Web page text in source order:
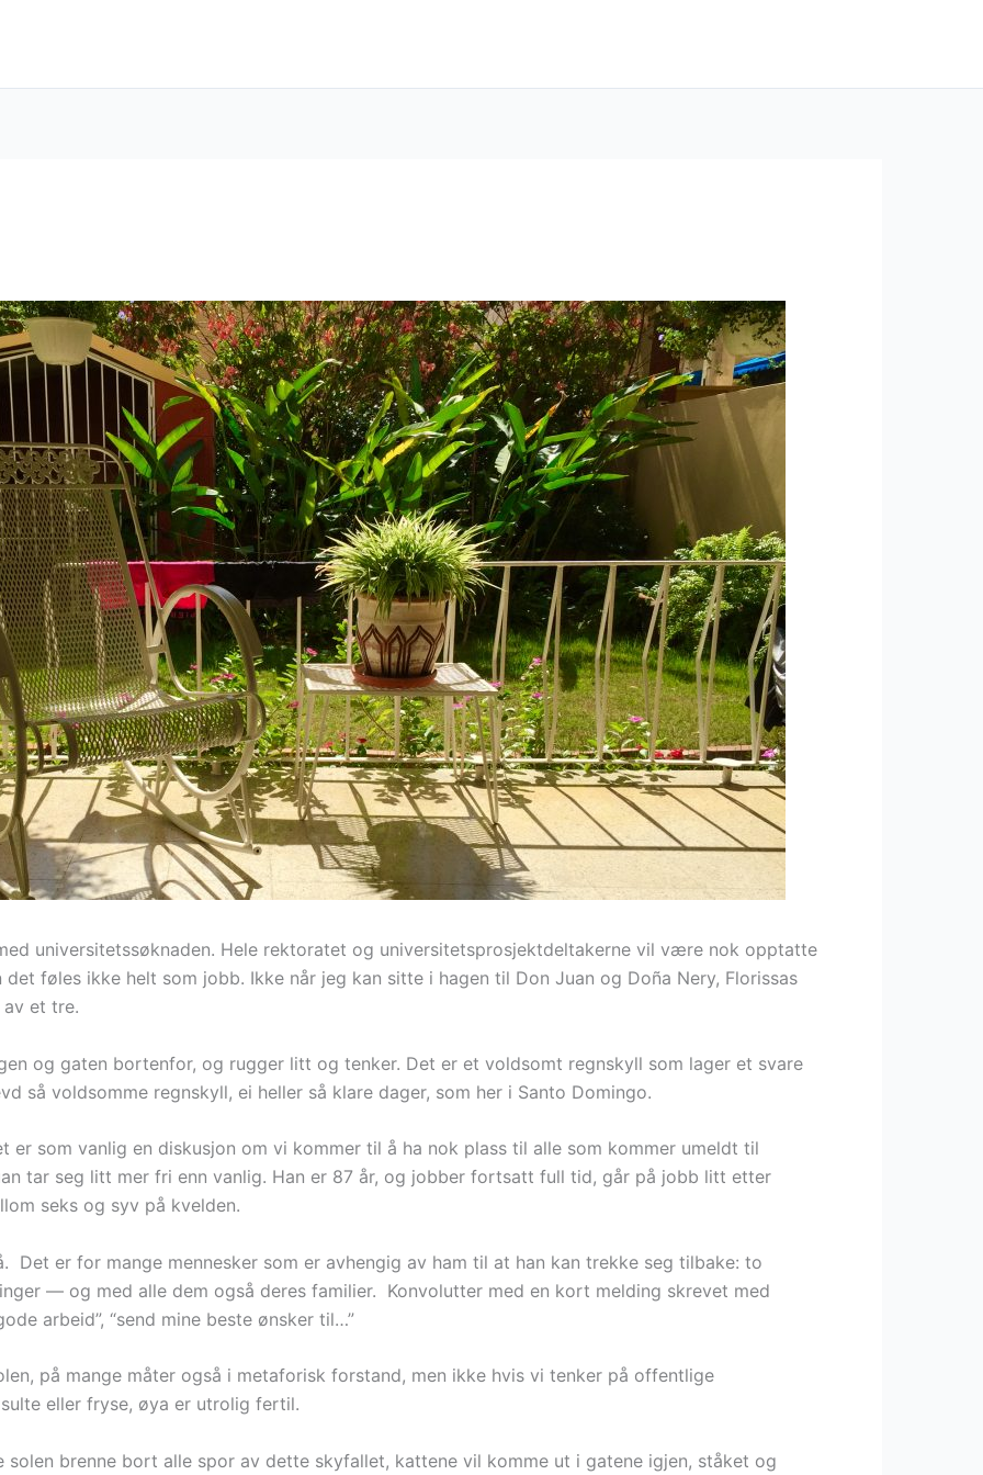
universitetssøknaden. Hele rektoratet og universitetsprosjektdeltakerne vil være nok opptatte
føles ikke helt som jobb. Ikke når jeg kan sitte i hagen til Don Juan og Doña Nery, Florissas
et tre.
og gaten bortenfor, og rugger litt og tenker. Det er et voldsomt regnskyll som lager et svare
så voldsomme regnskyll, ei heller så klare dager, som her i Santo Domingo.
er som vanlig en diskusjon om vi kommer til å ha nok plass til alle som kommer umeldt til
tar seg litt mer fri enn vanlig. Han er 87 år, og jobber fortsatt full tid, går på jobb litt etter
seks og syv på kvelden.
Det er for mange mennesker som er avhengig av ham til at han kan trekke seg tilbake: to
— og med alle dem også deres familier. Konvolutter med en kort melding skrevet med
arbeid”, “send mine beste ønsker til…”
på mange måter også i metaforisk forstand, men ikke hvis vi tenker på offentlige
eller fryse, øya er utrolig fertil.
brenne bort alle spor av dette skyfallet, kattene vil komme ut i gatene igjen, ståket og